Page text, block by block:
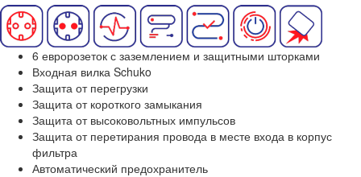
6 евророзеток с заземлением и защитными шторками
Входная вилка Schuko
Защита от перегрузки
Защита от короткого замыкания
Защита от высоковольтных импульсов
Защита от перетирания провода в месте входа в корпус
фильтра
Автоматический предохранитель